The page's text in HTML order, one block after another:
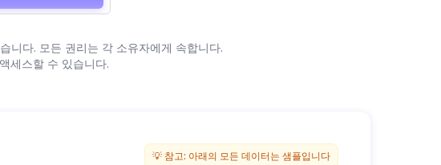
니다. 모든 권리는 각 소유자에게 속합니다.
세스할 수 있습니다.
💡 참고: 아래의 모든 데이터는 샘플입니다